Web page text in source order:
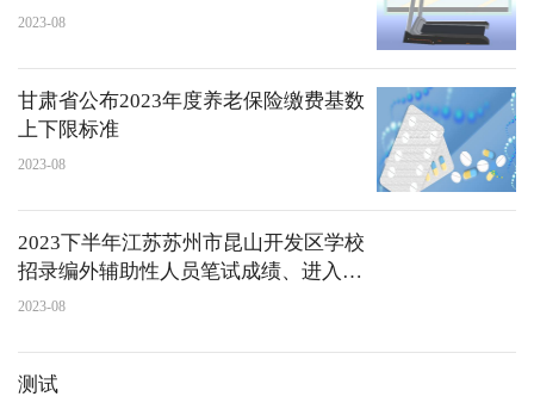
2023-08
甘肃省公布2023年度养老保险缴费基数
上下限标准
2023-08
2023下半年江苏苏州市昆山开发区学校
招录编外辅助性人员笔试成绩、进入资
格复审查询公告
2023-08
测试